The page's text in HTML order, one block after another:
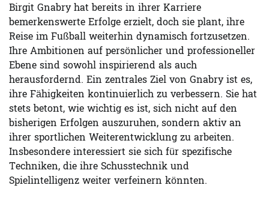
Birgit Gnabry hat bereits in ihrer Karriere
bemerkenswerte Erfolge erzielt, doch sie plant, ihre
Reise im Fußball weiterhin dynamisch fortzusetzen.
Ihre Ambitionen auf persönlicher und professioneller
Ebene sind sowohl inspirierend als auch
herausfordernd. Ein zentrales Ziel von Gnabry ist es,
ihre Fähigkeiten kontinuierlich zu verbessern. Sie hat
stets betont, wie wichtig es ist, sich nicht auf den
bisherigen Erfolgen auszuruhen, sondern aktiv an
ihrer sportlichen Weiterentwicklung zu arbeiten.
Insbesondere interessiert sie sich für spezifische
Techniken, die ihre Schusstechnik und
Spielintelligenz weiter verfeinern könnten.